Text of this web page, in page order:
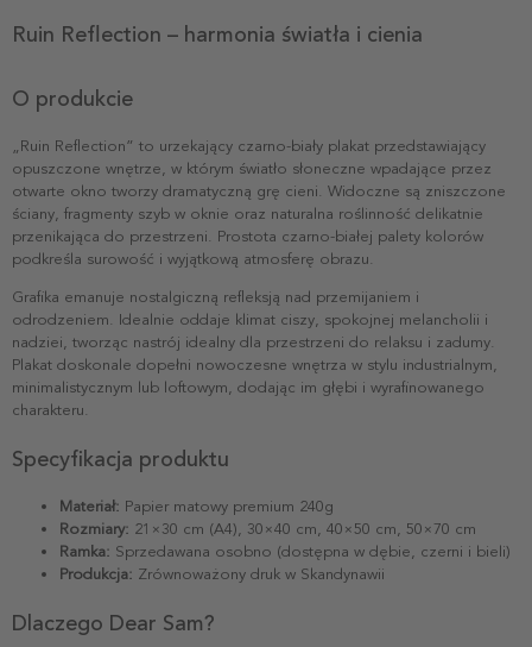
Ruin Reflection – harmonia światła i cienia
O produkcie
„Ruin Reflection” to urzekający czarno-biały plakat przedstawiający
opuszczone wnętrze, w którym światło słoneczne wpadające przez
otwarte okno tworzy dramatyczną grę cieni. Widoczne są zniszczone
ściany, fragmenty szyb w oknie oraz naturalna roślinność delikatnie
przenikająca do przestrzeni. Prostota czarno-białej palety kolorów
podkreśla surowość i wyjątkową atmosferę obrazu.
Grafika emanuje nostalgiczną refleksją nad przemijaniem i
odrodzeniem. Idealnie oddaje klimat ciszy, spokojnej melancholii i
nadziei, tworząc nastrój idealny dla przestrzeni do relaksu i zadumy.
Plakat doskonale dopełni nowoczesne wnętrza w stylu industrialnym,
minimalistycznym lub loftowym, dodając im głębi i wyrafinowanego
charakteru.
Specyfikacja produktu
Materiał: Papier matowy premium 240g
Rozmiary: 21×30 cm (A4), 30×40 cm, 40×50 cm, 50×70 cm
Ramka: Sprzedawana osobno (dostępna w dębie, czerni i bieli)
Produkcja: Zrównoważony druk w Skandynawii
Dlaczego Dear Sam?